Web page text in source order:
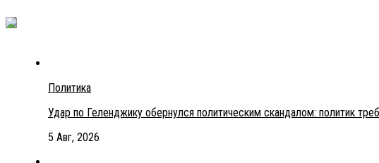
Политика
Удар по Геленджику обернулся политическим скандалом: политик
5 Авг, 2026